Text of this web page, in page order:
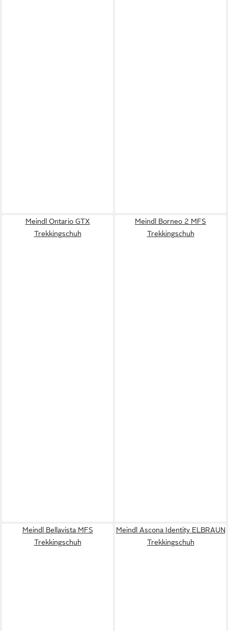
Meindl Ontario GTX
Trekkingschuh
Meindl Borneo 2 MFS
Trekkingschuh
Meindl Bellavista MFS
Trekkingschuh
Meindl Ascona Identity ELBRAUN
Trekkingschuh